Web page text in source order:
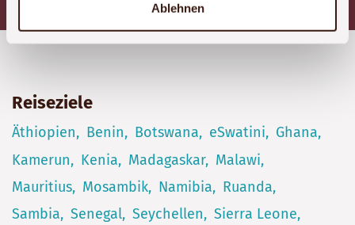
Ablehnen
Reiseziele
Äthiopien Benin Botswana eSwatini
Ghana
Kamerun
Kenia Madagaskar
Malawi
Mauritius
Mosambik Namibia
Ruanda
Sambia
Senegal Seychellen
Sierra Leone